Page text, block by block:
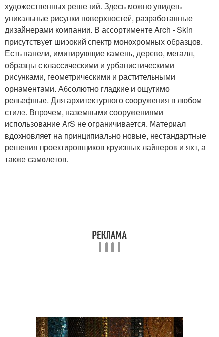
художественных решений. Здесь можно увидеть
уникальные рисунки поверхностей, разработанные
дизайнерами компании. В ассортименте Arch - Skin
присутствует широкий спектр монохромных образцов.
Есть панели, имитирующие камень, дерево, металл,
образцы с классическими и урбанистическими
рисунками, геометрическими и растительными
орнаментами. Абсолютно гладкие и ощутимо
рельефные. Для архитектурного сооружения в любом
стиле. Впрочем, наземными сооружениями
использование ArS не ограничивается. Материал
вдохновляет на принципиально новые, нестандартные
решения проектировщиков круизных лайнеров и яхт, а
также самолетов.